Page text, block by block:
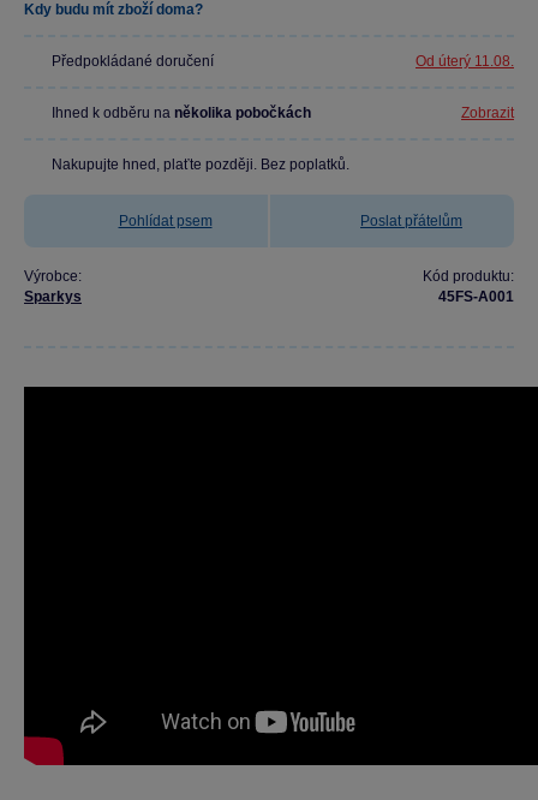
Kdy budu mít zboží doma?
Předpokládané doručení Od úterý 11.08.
Ihned k odběru na několika pobočkách Zobrazit
Nakupujte hned, plaťte později. Bez poplatků.
Pohlídat psem Poslat přátelům
Výrobce:
Sparkys
Kód produktu:
45FS-A001